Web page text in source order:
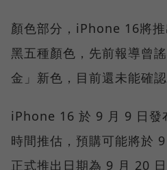
顏色部分，iPhone 16將
黑五種顏色，先前報導曾
金」新色，目前還未能確
iPhone 16 於 9 月 9 日發
時間推估，預購可能將於
正式推出日期為 9 月 20 日